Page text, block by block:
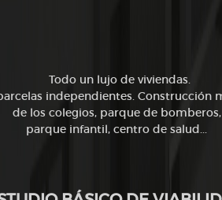
Todo un lujo de viviendas.
independientes. Construcción
de los colegios, parque de bomberos,
parque infantil, centro de salud...